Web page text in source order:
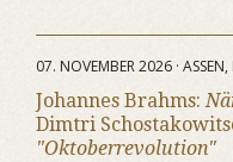
07. NOVEMBER 2026 ·
Johannes Brahms:
Dimtri
"Oktoberrevolution"